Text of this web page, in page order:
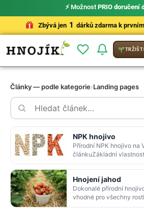
⚡ Možnost PRIO doručení
Zbývá jen 1 dárků zdarma k
Články — podle kategorie›Landing pages
NPK hnojivo
Přírodní NPK hnojivo na
článkuZákladní
Hnojení jahod
Dokonalé přírodní
vhodné pro všechny